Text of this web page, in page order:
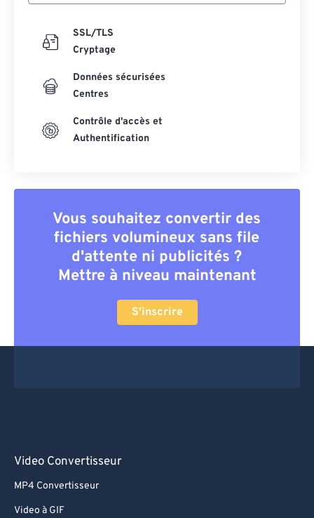
SSL/TLS
Cryptage
Données sécurisées
Centres
Contrôle d'accès et
Authentification
Vous souhaitez convertir des
fichiers volumineux sans file
d'attente ni publicités ?
Mettre à niveau maintenant
S'inscrire
Video Convertisseur
MP4 Convertisseur
Video à GIF